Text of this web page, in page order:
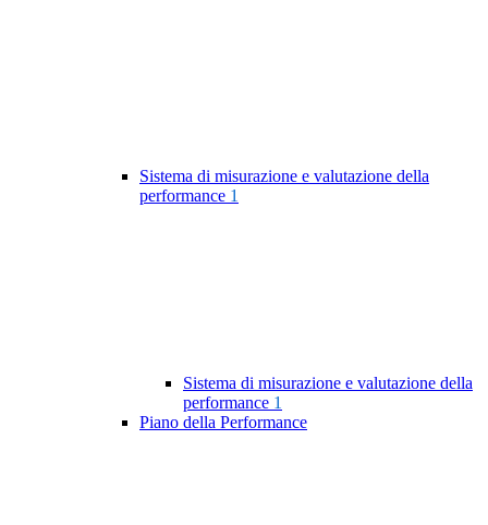
Sistema di misurazione e valutazione della
performance 1
Sistema di misurazione e valutazione della
performance 1
Piano della Performance